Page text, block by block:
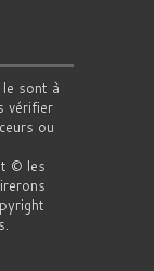
sont à
vérifier
ou
© les